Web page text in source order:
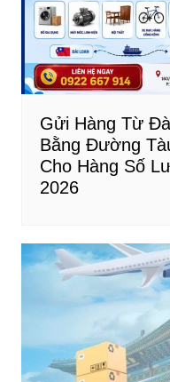
Gửi Hàng Từ
Bằng Đường
Cho Hàng Số
2026